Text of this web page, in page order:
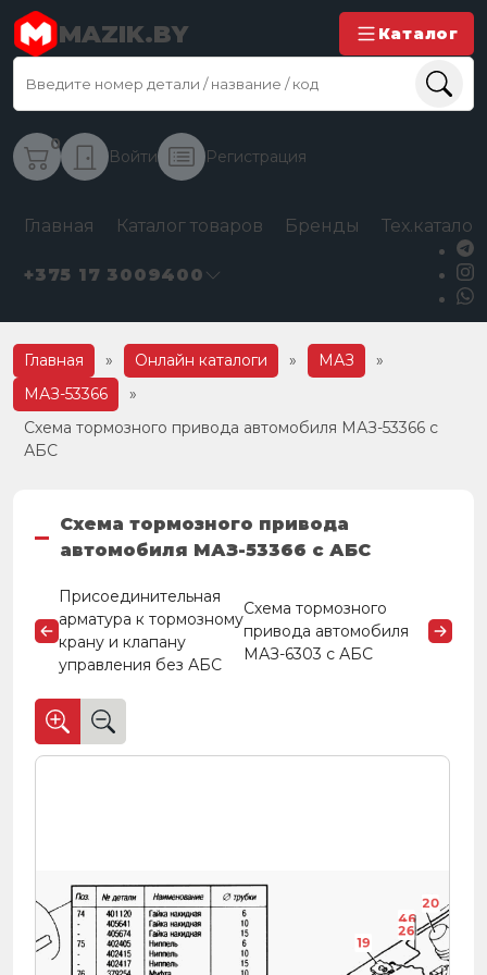
MAZIK.BY Каталог
0
Войти Регистрация
Главная Каталог товаров Бренды
+375 17 3009400
Главная » Онлайн каталоги » МАЗ
»
МАЗ-53366
»
Схема тормозного привода автомобиля МАЗ-53366 с
АБС
Схема тормозного привода
автомобиля МАЗ-53366 с АБС
Присоединительная
арматура к тормозному
крану и клапану
управления без АБС
Схема тормозного
привода автомобиля
МАЗ-6303 с АБС
47
46
26
20
19